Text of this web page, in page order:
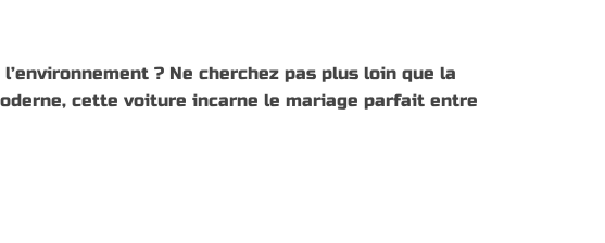
? Ne cherchez pas plus loin que la
cette voiture incarne le mariage parfait entre